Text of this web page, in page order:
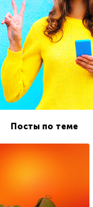
Посты по теме